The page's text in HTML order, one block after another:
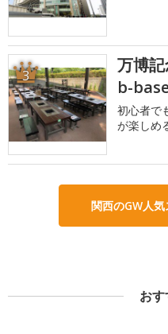
3
万博
b-
初心者で
が楽しめ
関西のGW人
お